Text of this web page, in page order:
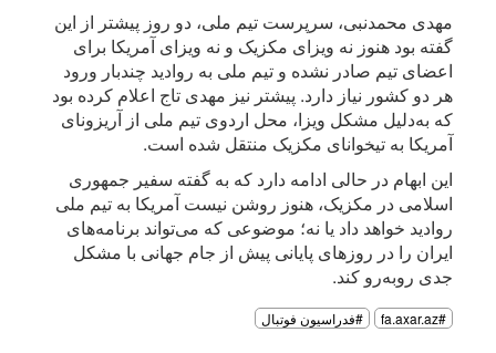
مهدی محمدنبی، سرپرست تیم ملی، دو روز پیشتر از این
گفته بود هنوز نه ویزای مکزیک و نه ویزای آمریکا برای
اعضای تیم صادر نشده و تیم ملی به روادید چندبار ورود
هر دو کشور نیاز دارد. پیشتر نیز مهدی تاج اعلام کرده بود
که به‌دلیل مشکل ویزا، محل اردوی تیم ملی از آریزونای
آمریکا به تیخوانای مکزیک منتقل شده است.
این ابهام در حالی ادامه دارد که به گفته سفیر جمهوری
اسلامی در مکزیک، هنوز روشن نیست آمریکا به تیم ملی
روادید خواهد داد یا نه؛ موضوعی که می‌تواند برنامه‌های
ایران را در روزهای پایانی پیش از جام جهانی با مشکل
جدی روبه‌رو کند.
#fa.axar.az #فدراسیون فوتبال